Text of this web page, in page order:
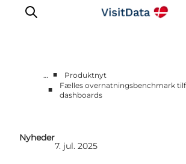
Sådan hjælper VisitData
Kom på VisitData
Få mere ud af VisitData
… ■
Produktnyt
■
Fælles overnatningsbenchmark
dashboards
Nyheder
7. jul. 2025